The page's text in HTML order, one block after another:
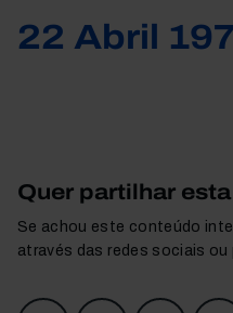
22 Abril
Quer partilhar
Se achou este conteúdo
através das redes sociais ou